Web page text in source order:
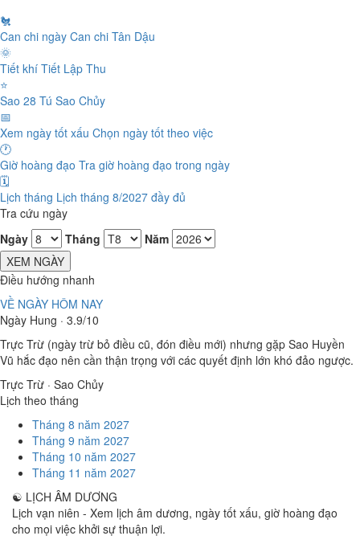
🐔
Can chi ngày Can chi Tân Dậu
🌞
Tiết khí Tiết Lập Thu
⭐
Sao 28 Tú Sao Chủy
📅
Xem ngày tốt xấu Chọn ngày tốt theo việc
🕐
Giờ hoàng đạo Tra giờ hoàng đạo trong ngày
🗓️
Lịch tháng Lịch tháng 8/2027 đầy đủ
Tra cứu ngày
Ngày
Tháng
Năm
XEM NGÀY
Điều hướng nhanh
VỀ NGÀY HÔM NAY
Ngày Hung · 3.9/10
Trực Trừ (ngày trừ bỏ điều cũ, đón điều mới) nhưng gặp Sao Huyền
Vũ hắc đạo nên cần thận trọng với các quyết định lớn khó đảo ngược.
Trực Trừ · Sao Chủy
Lịch theo tháng
Tháng 8 năm 2027
Tháng 9 năm 2027
Tháng 10 năm 2027
Tháng 11 năm 2027
☯ LỊCH ÂM DƯƠNG
Lịch vạn niên - Xem lịch âm dương, ngày tốt xấu, giờ hoàng đạo
cho mọi việc khởi sự thuận lợi.